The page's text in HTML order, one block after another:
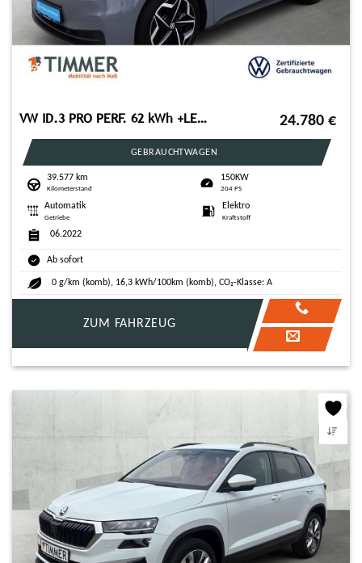
VW ID.3 PRO PERF. 62 kWh +LED +ACC +CARPLAY +RKAM + 24.780 €
GEBRAUCHTWAGEN
39.577 km
Kilometerstand
150KW
204 PS
Automatik
Getriebe
Elektro
Kraftstoff
06.2022
Ab sofort
0 g/km (komb), 16,3 kWh/100km (komb), CO₂-Klasse: A
ZUM FAHRZEUG